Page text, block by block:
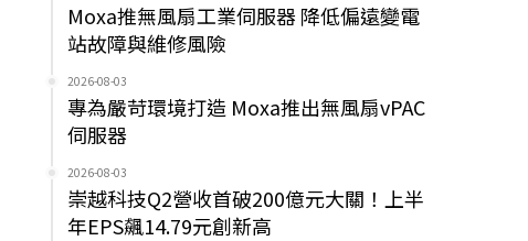
Moxa推無風扇工業伺服器 降低偏遠變電
站故障與維修風險
2026-08-03
專為嚴苛環境打造 Moxa推出無風扇vPAC
伺服器
2026-08-03
崇越科技Q2營收首破200億元大關！上半
年EPS飆14.79元創新高